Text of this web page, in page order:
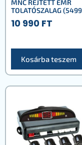
MNC REJTETT EMR
TOLATÓSZALAG
10 990 FT
Kosárba teszem